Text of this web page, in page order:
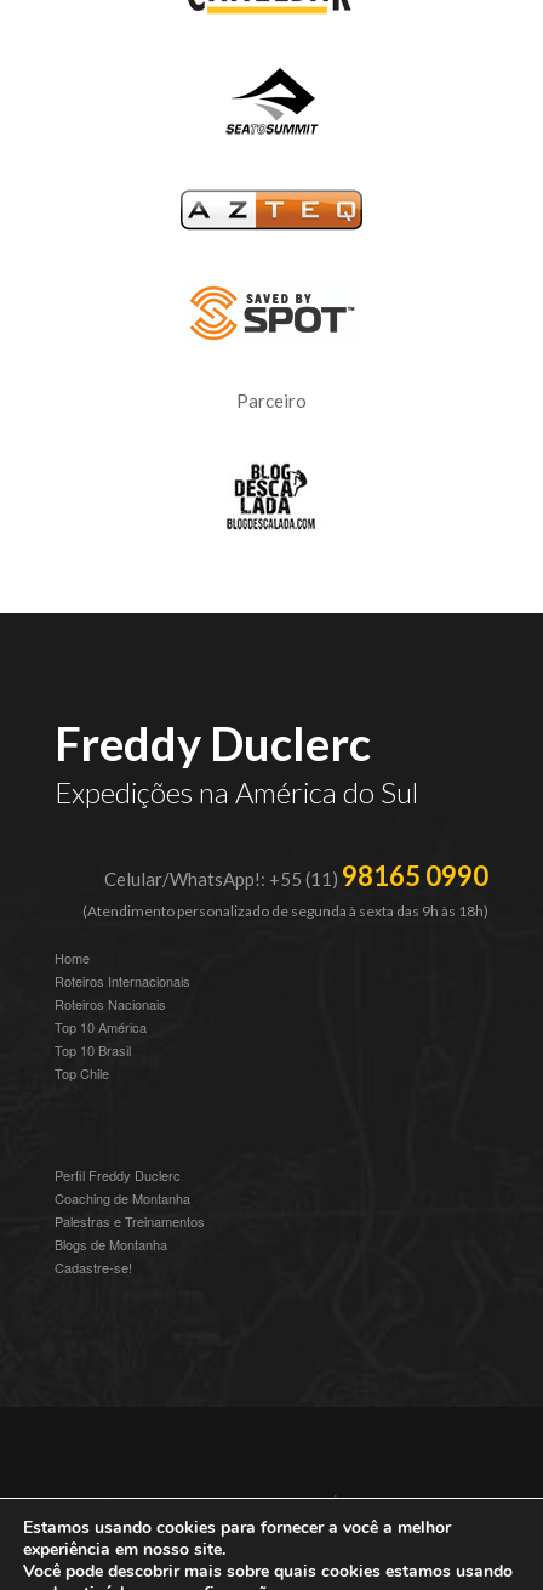
Parceiro
Freddy Duclerc
Expedições na América do Sul
Celular/WhatsApp!: +55 (11) 98165 0990
(Atendimento personalizado de segunda à sexta das 9h às 18h)
Home
Roteiros Internacionais
Roteiros Nacionais
Top 10 América
Top 10 Brasil
Top Chile
Perfil Freddy Duclerc
Coaching de Montanha
Palestras e Treinamentos
Blogs de Montanha
Cadastre-se!
© 2016-2025 Freddy Duclerc - Expedições na Ámerica do Sul.
Devenvolvido porStudioz4 | Política de Privacidade
Estamos usando cookies para fornecer a você a melhor
experiência em nosso site.
Você pode descobrir mais sobre quais cookies estamos usando